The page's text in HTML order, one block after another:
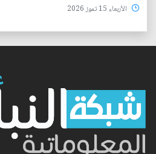
الأربعاء 15 تموز 2026